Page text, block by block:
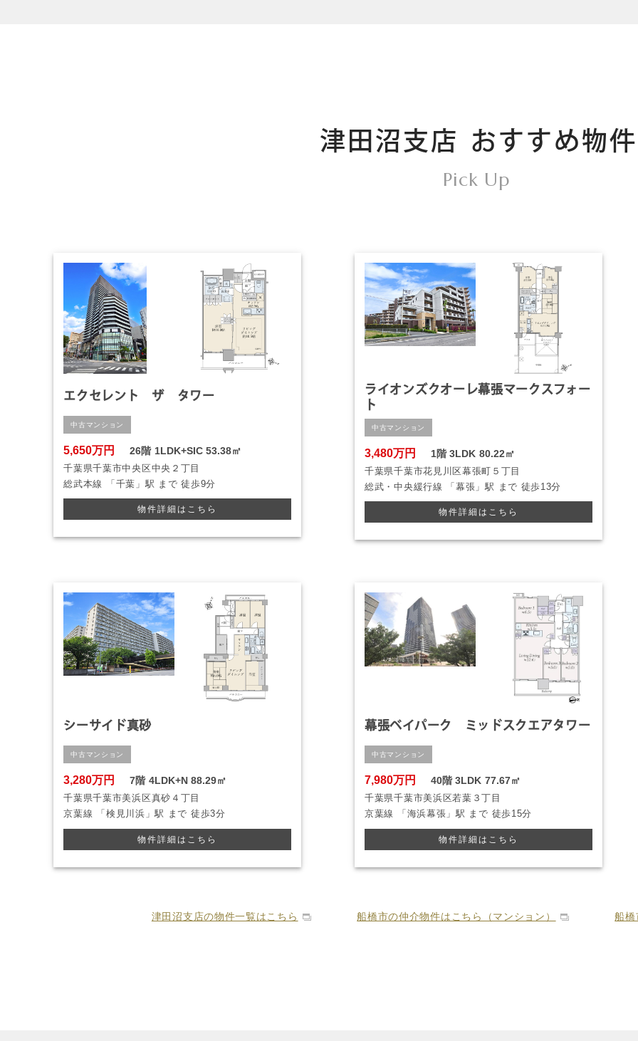
津田沼支店 おすすめ物件
Pick Up
エクセレント ザ タワー
中古マンション
5,650万円 26階 1LDK+SIC 53.38㎡
千葉県千葉市中央区中央２丁目
総武本線
「千葉」駅 まで 徒歩9分
物件詳細はこちら
ライオンズクオーレ幕張マークスフォー
ト
中古マンション
3,480万円 1階 3LDK 80.22㎡
千葉県千葉市花見川区幕張町５丁目
総武・中央緩行線
「幕張」駅 まで 徒歩13分
物件詳細はこちら
シーサイド真砂
中古マンション
3,280万円 7階 4LDK+N 88.29㎡
千葉県千葉市美浜区真砂４丁目
京葉線
「検見川浜」駅 まで 徒歩3分
物件詳細はこちら
幕張ベイパーク ミッドスクエアタワー
中古マンション
7,980万円 40階 3LDK 77.67㎡
千葉県千葉市美浜区若葉３丁目
京葉線
「海浜幕張」駅 まで 徒歩15分
物件詳細はこちら
津田沼支店の物件一覧はこちら 船橋市の仲介物件はこちら（マンション） 船橋